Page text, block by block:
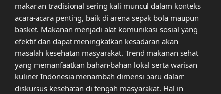
makanan tradisional sering kali muncul dalam konteks
acara-acara penting, baik di arena sepak bola maupun
basket. Makanan menjadi alat komunikasi sosial yang
efektif dan dapat meningkatkan kesadaran akan
masalah kesehatan masyarakat. Trend makanan sehat
yang memanfaatkan bahan-bahan lokal serta warisan
kuliner Indonesia menambah dimensi baru dalam
diskursus kesehatan di tengah masyarakat. Hal ini